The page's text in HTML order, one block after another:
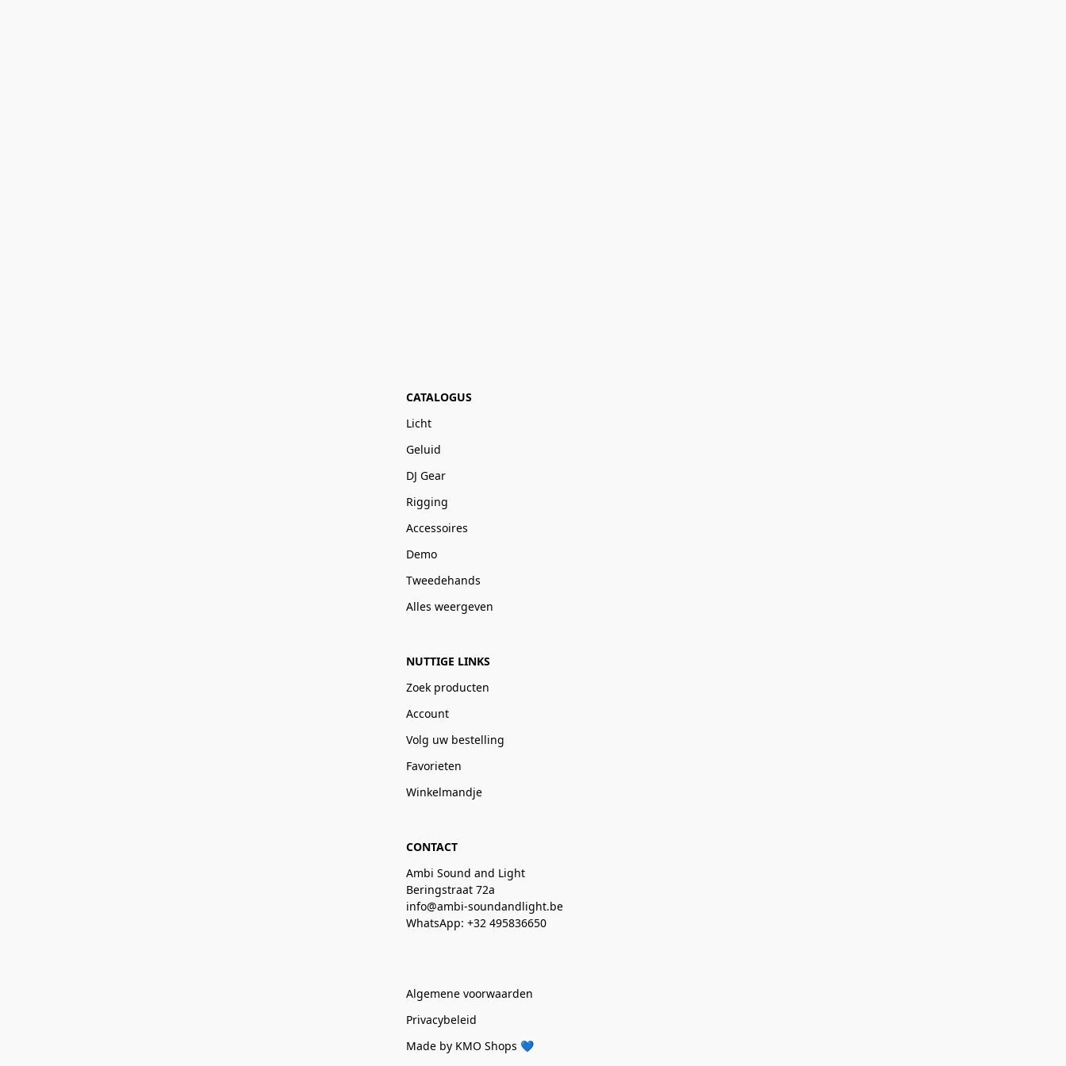
CATALOGUS
Licht
Geluid
DJ Gear
Rigging
Accessoires
Demo
Tweedehands
Alles weergeven
NUTTIGE LINKS
Zoek producten
Account
Volg uw bestelling
Favorieten
Winkelmandje
CONTACT
Ambi Sound and Light
Beringstraat 72a
info@ambi-soundandlight.be
WhatsApp: +32 495836650
Algemene voorwaarden
Privacybeleid
Made by KMO Shops 💙